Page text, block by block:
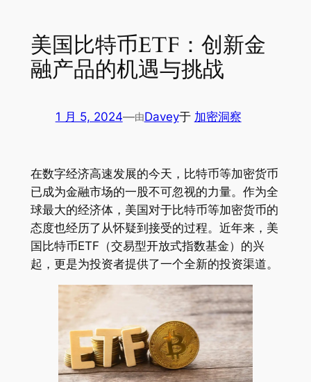
美国比特币ETF：创新金
融产品的机遇与挑战
1 月 5, 2024—由Davey于 加密洞察
在数字经济高速发展的今天，比特币等加密货币
已成为金融市场的一股不可忽视的力量。作为全
球最大的经济体，美国对于比特币等加密货币的
态度也经历了从怀疑到接受的过程。近年来，美
国比特币ETF（交易型开放式指数基金）的兴
起，更是为投资者提供了一个全新的投资渠道。